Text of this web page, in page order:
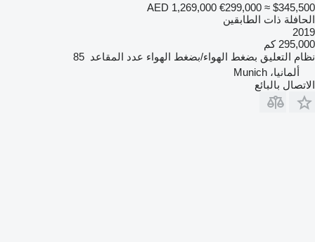
AED 1,269,000 €299,000 ≈ $345,500
الحافلة ذات الطابقين
2019
295,000 كم
نظام التعليق بضغط الهواء/بضغط الهواء عدد المقاعد 85
ألمانيا، Munich
الاتصال بالبائع